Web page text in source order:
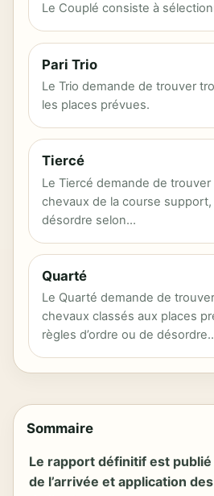
Le Couplé consiste à
Pari Trio
Le Trio demande de trouver
les places prévues.
Tiercé
Le Tiercé demande de
chevaux de la course support,
désordre selon…
Quarté
Le Quarté demande de
chevaux classés aux places
règles d’ordre ou de
Sommaire
Le rapport définitif est
de l’arrivée et application